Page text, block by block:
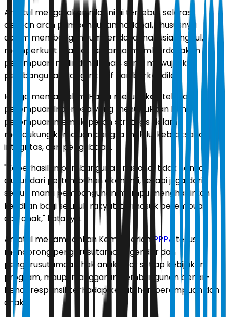
Arifatul mengatakan nilai-nilai tersebut selaras
dengan arah pembangunan nasional, khususnya
dalam membangun sumber daya manusia unggul,
memperkuat kualitas keluarga, memberdayakan
perempuan, melindungi anak, serta mewujudkan
pembangunan yang inklusif dan berkeadilan.
Ia juga menilai Rahmi Hatta merupakan teladan
perempuan Indonesia yang menunjukkan bahwa
perempuan memiliki peran strategis dalam
mendukung kemajuan bangsa melalui kebijaksanaan,
integritas, dan pengabdian.
"Keberhasilan pembangunan nasional tidak hanya
diukur dari pertumbuhan ekonomi, tetapi juga dari
sejauh mana pembangunan mampu menghadirkan
keadilan bagi seluruh rakyat, termasuk perempuan
dan anak," katanya.
Arifatul menambahkan Kementerian PPPA terus
mendorong pengarusutamaan gender dan
pengarusutamaan hak anak agar setiap kebijakan,
program, maupun anggaran pembangunan benar-
benar responsif terhadap kebutuhan perempuan dan
anak.